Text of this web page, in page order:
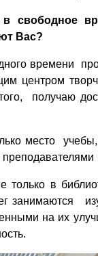
в свободное
Вас?
времени
центром
получаю
место
преподавателями
только в
занимаются
на их